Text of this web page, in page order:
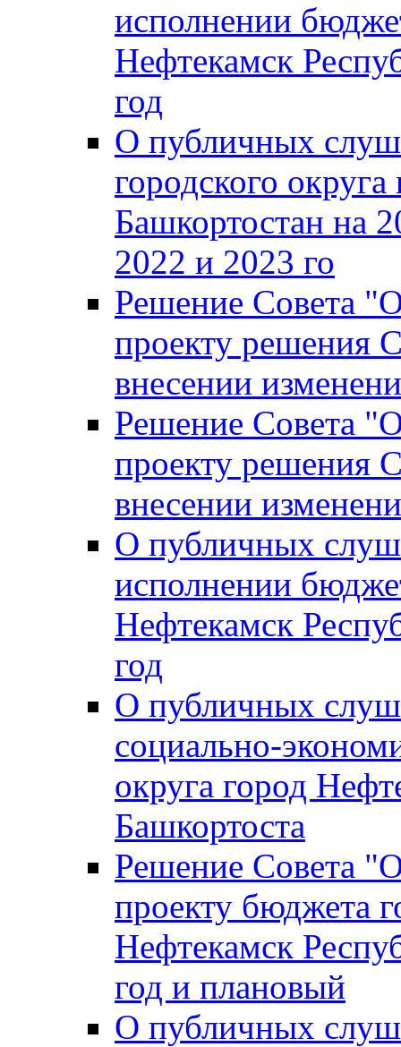
исполнении
Нефтекамск
год
О публичных
городского
Башкортостан на
2022 и 2023 го
Решение Совета
проекту решения
внесении
Решение Совета
проекту решения
внесении
О публичных
исполнении
Нефтекамск
год
О публичных
социально-
округа город
Башкортоста
Решение Совета
проекту бюджета
Нефтекамск
год и плановый
О публичных